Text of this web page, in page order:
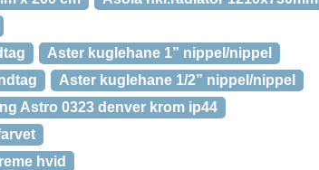
Aster kuglehane 1” nippel/nippel
Aster kuglehane 1/2” nippel/nippel
Astro 0323 denver krom ip44
hvid